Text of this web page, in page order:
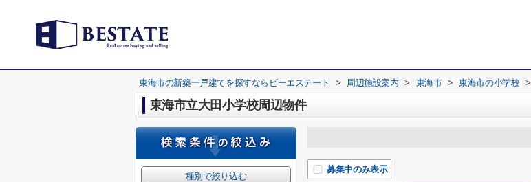
東海市の新築一戸建てを探すならビーエステート > 周辺施設案内 > 東海市 > 東海市の小学校 >
東海市立大田小学校周辺物件
募集中のみ表示
種別で絞り込む